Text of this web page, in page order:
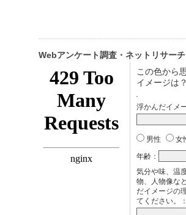
Webアンケート調査・ネットリサーチ